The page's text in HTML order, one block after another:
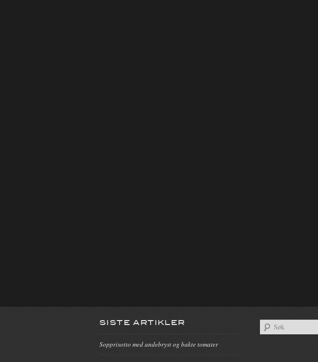
SISTE ARTIKLER
Sopprisotto med andebryst og bakte tomater